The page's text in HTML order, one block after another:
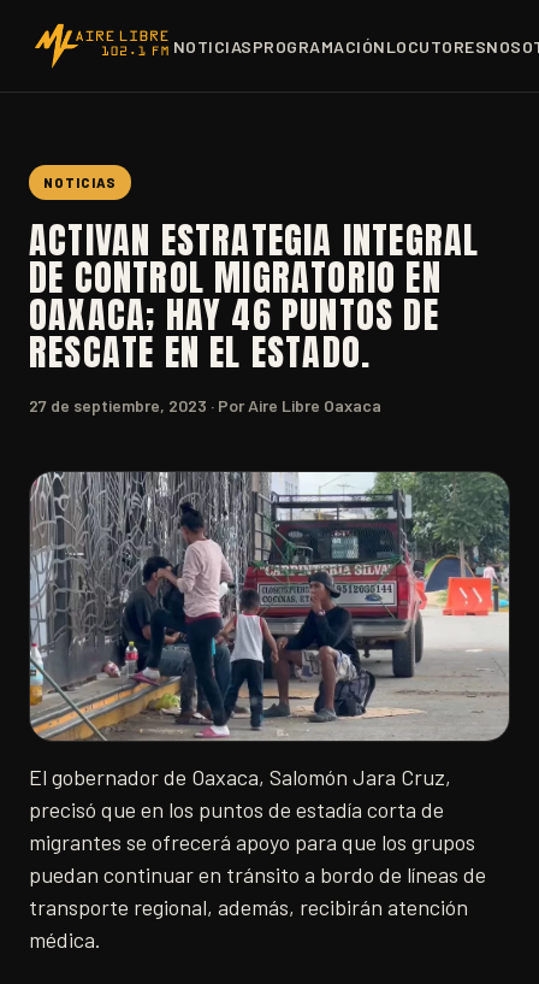
NOTICIASPROGRAMACIÓNLOCUTORES
NOTICIAS
ACTIVAN ESTRATEGIA INTEGRAL
DE CONTROL MIGRATORIO EN
OAXACA; HAY 46 PUNTOS DE
RESCATE EN EL ESTADO.
27 de septiembre, 2023 · Por Aire Libre Oaxaca
El gobernador de Oaxaca, Salomón Jara Cruz,
precisó que en los puntos de estadía corta de
migrantes se ofrecerá apoyo para que los grupos
puedan continuar en tránsito a bordo de líneas de
transporte regional, además, recibirán atención
médica.